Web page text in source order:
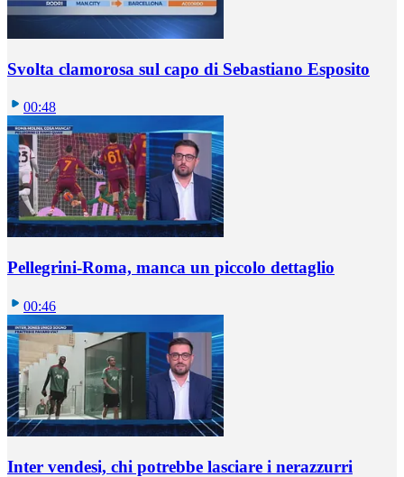
Svolta clamorosa sul capo di Sebastiano Esposito
00:48
Pellegrini-Roma, manca un piccolo dettaglio
00:46
Inter vendesi, chi potrebbe lasciare i nerazzurri